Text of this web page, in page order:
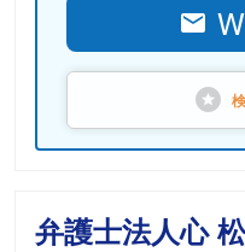
弁護士法人心